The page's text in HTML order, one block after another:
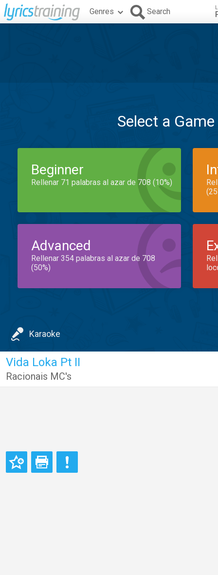
Genres Search
Select a
Beginner
Rellenar 71 palabras al azar de 708 (10%)
Advanced
Rellenar 354 palabras al azar de 708
(50%)
Karaoke
Vida Loka Pt II
Racionais MC's